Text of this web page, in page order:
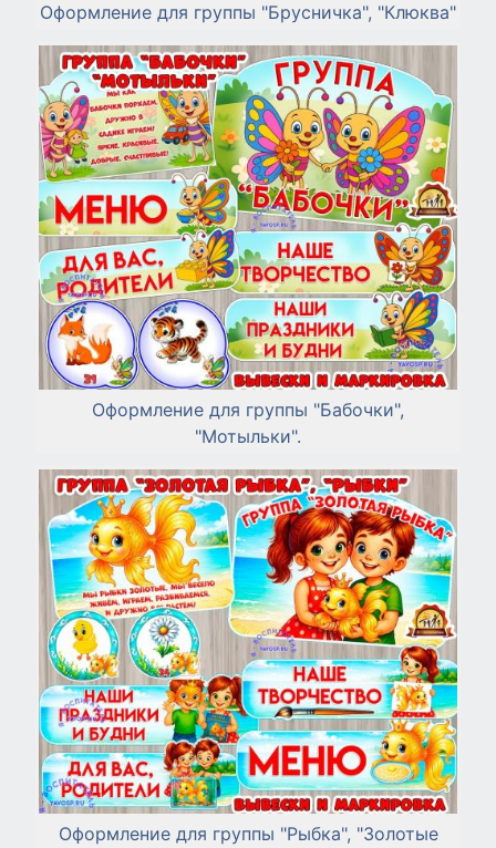
Оформление для группы "Брусничка", "Клюква"
Оформление для группы "Бабочки",
"Мотыльки".
Оформление для группы "Рыбка", "Золотые